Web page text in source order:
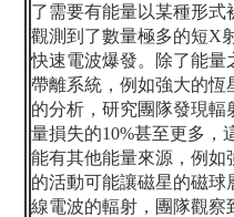
了需要有能量以某種形
觀測到了數量極多的短X
快速電波爆發。除了能量
帶離系統，例如強大的恆
的分析，研究團隊發現
量損失的10%甚至更多，
能有其他能量來源，例如
的活動可能讓磁星的磁
線電波的輻射，團隊觀察